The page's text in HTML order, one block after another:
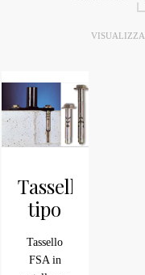
VISUALIZZA
Tassello
tipo
FSA
Tassello
FSA in